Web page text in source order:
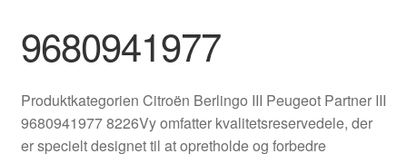
Kasse
Klageprocedure
9680941977
Produktkategorien Citroën Berlingo III Peugeot Partner III
9680941977 8226Vy omfatter kvalitetsreservedele, der
er specielt designet til at opretholde og forbedre